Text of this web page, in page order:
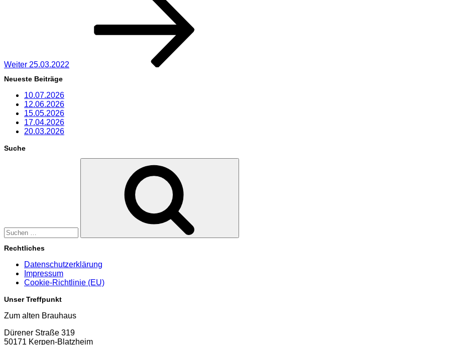
Weiter 25.03.2022
Neueste Beiträge
10.07.2026
12.06.2026
15.05.2026
17.04.2026
20.03.2026
Suche
Rechtliches
Datenschutzerklärung
Impressum
Cookie-Richtlinie (EU)
Unser Treffpunkt
Zum alten Brauhaus
Dürener Straße 319
50171 Kerpen-Blatzheim